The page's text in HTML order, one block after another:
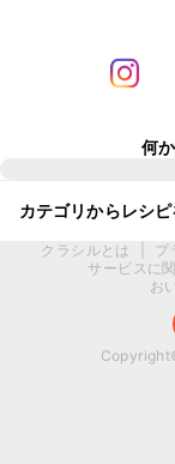
何
カテゴリからレシ
クラシルとは プ
サービスに
お